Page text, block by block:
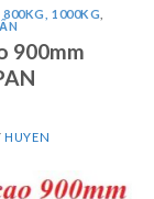
1000KG
900mm
HUYEN